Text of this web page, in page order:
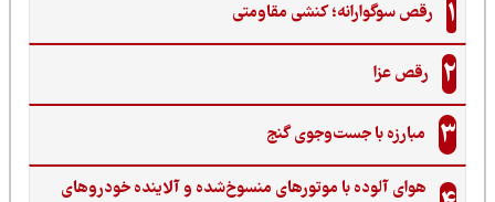
رقص سوگوارانه؛ کنشی مقاومتی
رقص عزا
مبارزه با جست‌وجوی گنج‌
هوای آلوده با موتورهای منسوخ‌شده و آلاینده خودروهای